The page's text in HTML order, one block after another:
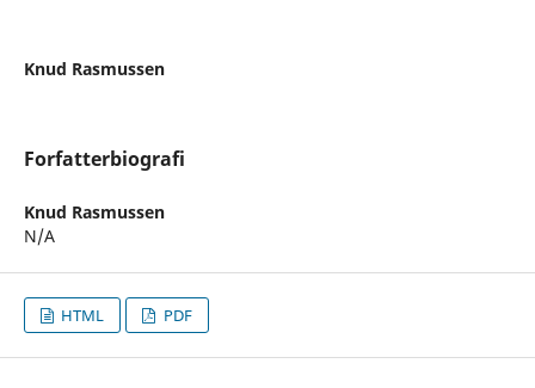
Knud Rasmussen
Forfatterbiografi
Knud Rasmussen
N/A
HTML PDF